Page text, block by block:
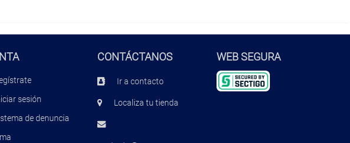
sesión
de denuncia
CONTÁCTANOS
Ir a contacto
Localiza tu tienda
WEB SEGURA